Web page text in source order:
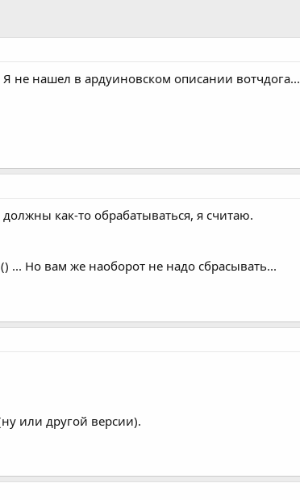
не нашел в ардуиновском описании вотчдога...
должны как-то обрабатываться, я считаю.
... Но вам же наоборот не надо сбрасывать...
или другой версии).